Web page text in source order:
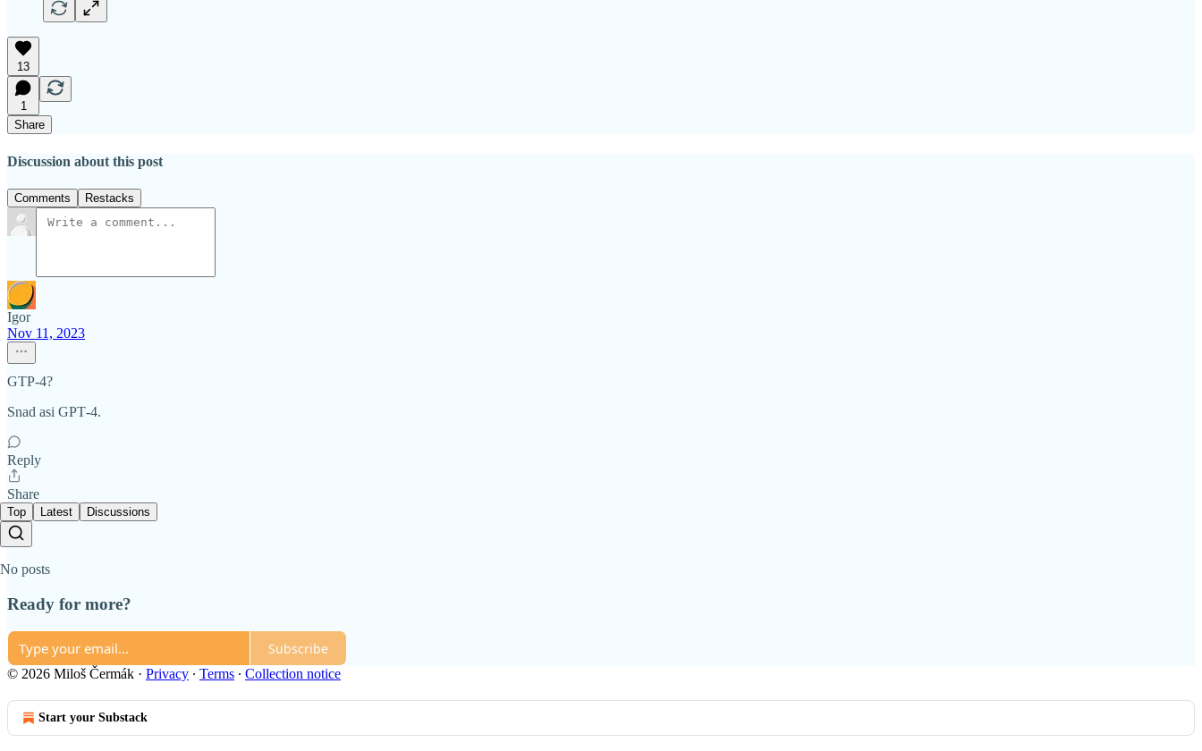
13
1
Share
Discussion about this post
Comments Restacks
Igor
Nov 11, 2023
GTP-4?
Snad asi GPT‐4.
Reply
Share
Top Latest Discussions
No posts
Ready for more?
Subscribe
© 2026 Miloš Čermák · Privacy ∙ Terms ∙ Collection notice
Start your Substack